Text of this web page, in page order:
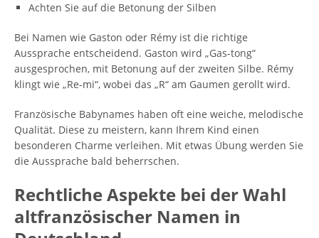
Achten Sie auf die Betonung der Silben
Bei Namen wie Gaston oder Rémy ist die richtige
Aussprache entscheidend. Gaston wird „Gas-tong“
ausgesprochen, mit Betonung auf der zweiten Silbe. Rémy
klingt wie „Re-mi“, wobei das „R“ am Gaumen gerollt wird.
Französische Babynames haben oft eine weiche, melodische
Qualität. Diese zu meistern, kann Ihrem Kind einen
besonderen Charme verleihen. Mit etwas Übung werden Sie
die Aussprache bald beherrschen.
Rechtliche Aspekte bei der Wahl
altfranzösischer Namen in